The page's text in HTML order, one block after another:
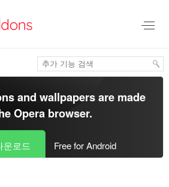
and wallpapers are made
Opera browser.
운로드 Free for Android